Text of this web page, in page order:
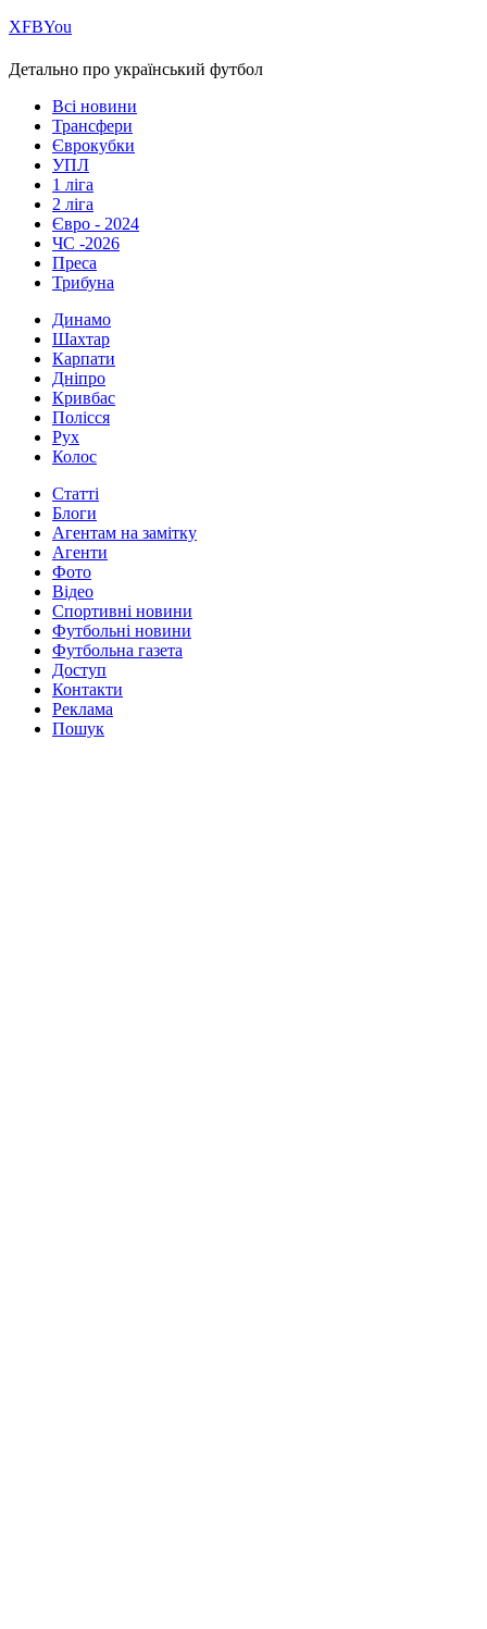
ХFBYou
Детально про український футбол
Всі новини
Трансфери
Єврокубки
УПЛ
1 ліга
2 ліга
Євро - 2024
ЧС -2026
Преса
Трибуна
Динамо
Шахтар
Карпати
Дніпро
Кривбас
Полісся
Рух
Колос
Статті
Блоги
Агентам на замітку
Агенти
Фото
Відео
Спортивні новини
Футбольні новини
Футбольна газета
Доступ
Контакти
Реклама
Пошук